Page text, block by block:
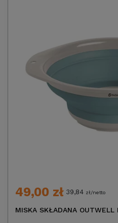
49,00 zł 39,84 zł/netto
MISKA SKŁADANA